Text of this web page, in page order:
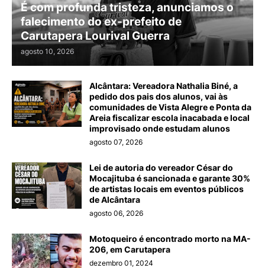
É com profunda tristeza, anunciamos o
falecimento do ex-prefeito de
Carutapera Lourival Guerra
agosto 10, 2026
Alcântara: Vereadora Nathalia Biné, a
pedido dos pais dos alunos, vai às
comunidades de Vista Alegre e Ponta da
Areia fiscalizar escola inacabada e local
improvisado onde estudam alunos
agosto 07, 2026
Lei de autoria do vereador César do
Mocajituba é sancionada e garante 30%
de artistas locais em eventos públicos
de Alcântara
agosto 06, 2026
Motoqueiro é encontrado morto na MA-
206, em Carutapera
dezembro 01, 2024